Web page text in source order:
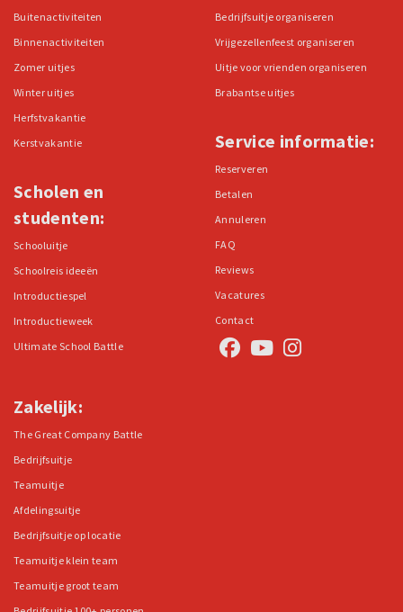
Buitenactiviteiten
Binnenactiviteiten
Zomer uitjes
Winter uitjes
Herfstvakantie
Kerstvakantie
Scholen en
studenten:
Schooluitje
Schoolreis ideeën
Introductiespel
Introductieweek
Ultimate School Battle
Bedrijfsuitje organiseren
Vrijgezellenfeest organiseren
Uitje voor vrienden organiseren
Brabantse uitjes
Service informatie:
Reserveren
Betalen
Annuleren
FAQ
Reviews
Vacatures
Contact
Zakelijk:
The Great Company Battle
Bedrijfsuitje
Teamuitje
Afdelingsuitje
Bedrijfsuitje op locatie
Teamuitje klein team
Teamuitje groot team